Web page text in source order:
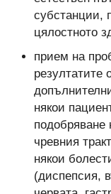
субстанции,
цялостното
прием на
резултатите
някои
подобряване
чревния
някои
(диспепсия,